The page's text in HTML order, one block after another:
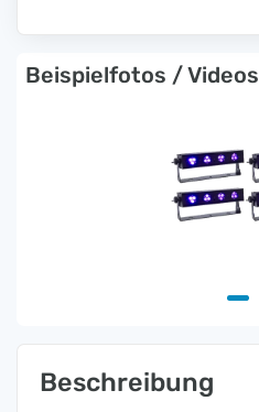
Beispielfotos / Videos
Beschreibung